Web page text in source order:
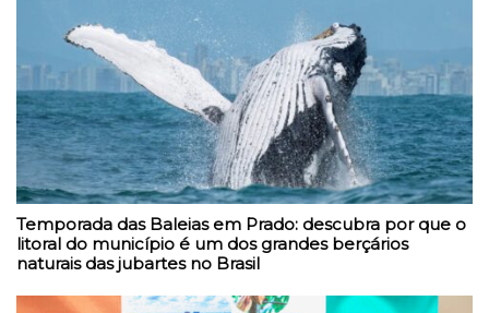
Temporada das Baleias em Prado: descubra por que o
litoral do município é um dos grandes berçários
naturais das jubartes no Brasil